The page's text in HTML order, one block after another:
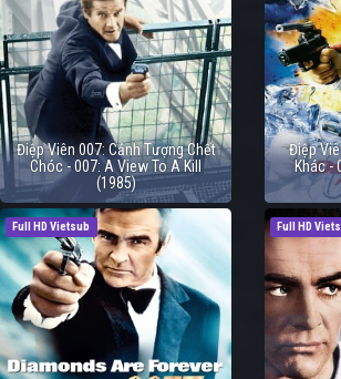
Điệp Viên 007: Cảnh Tượng Chết
Chóc - 007: A View To A Kill
(1985)
Điệp
Khác -
Full HD Vietsub Full HD